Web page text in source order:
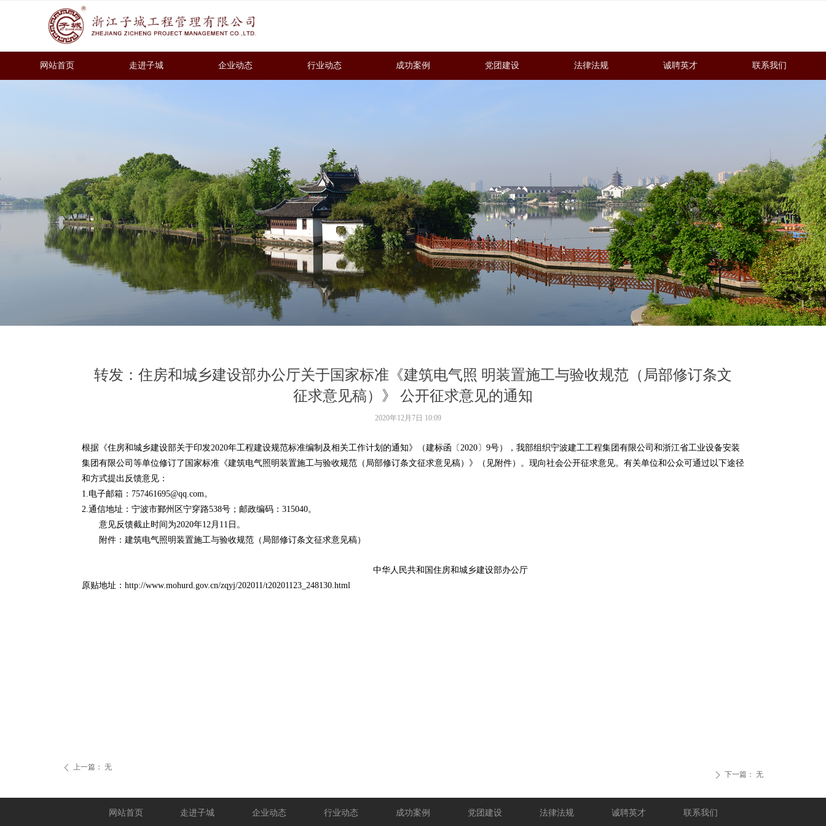
网站首页 走进子城 企业动态 行业动态 成功案例 党团建设 法律法规 诚聘英才 联系我们
转发：住房和城乡建设部办公厅关于国家标准《建筑电气照 明装置施工与验收规范（局部修订条文
征求意见稿）》 公开征求意见的通知
根据《住房和城乡建设部关于印发2020年工程建设规范标准编制及相关工作计划的通知》（建标函〔2020〕9号），我部组织宁波建工工程集团有限公司和浙江省工业设备安装
集团有限公司等单位修订了国家标准《建筑电气照明装置施工与验收规范（局部修订条文征求意见稿）》（见附件）。现向社会公开征求意见。有关单位和公众可通过以下途径
和方式提出反馈意见：
1.电子邮箱：757461695@qq.com。
2.通信地址：宁波市鄞州区宁穿路538号；邮政编码：315040。
意见反馈截止时间为2020年12月11日。
附件：建筑电气照明装置施工与验收规范（局部修订条文征求意见稿）
中华人民共和国住房和城乡建设部办公厅
原贴地址：http://www.mohurd.gov.cn/zqyj/202011/t20201123_248130.html
2020年12月7日 10:09
ꄴ 上一篇： 无
ꄲ 下一篇： 无
诚聘英才
法律法规
党团建设
成功案例
行业动态
企业动态
走进子城
网站首页 联系我们